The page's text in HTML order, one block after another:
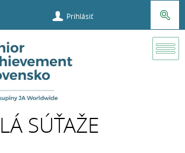
Prihlásiť
SÚŤAŽE